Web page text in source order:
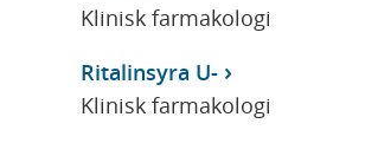
Klinisk farmakologi
Ritalinsyra U-
Klinisk farmakologi